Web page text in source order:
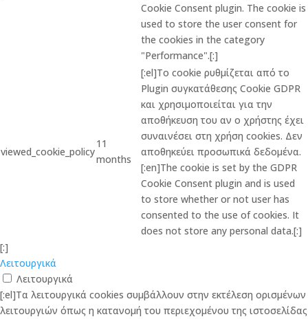
Cookie Consent plugin. The cookie is
used to store the user consent for
the cookies in the category
"Performance".[:]
viewed_cookie_policy
11
months
[:el]Το cookie ρυθμίζεται από το
Plugin συγκατάθεσης Cookie GDPR
και χρησιμοποιείται για την
αποθήκευση του αν ο χρήστης έχει
συναινέσει στη χρήση cookies. Δεν
αποθηκεύει προσωπικά δεδομένα.
[:en]The cookie is set by the GDPR
Cookie Consent plugin and is used
to store whether or not user has
consented to the use of cookies. It
does not store any personal data.[:]
[:]
Λειτουργικά
Λειτουργικά
[:el]Τα λειτουργικά cookies συμβάλλουν στην εκτέλεση ορισμένων
λειτουργιών όπως η κατανομή του περιεχομένου της ιστοσελίδας